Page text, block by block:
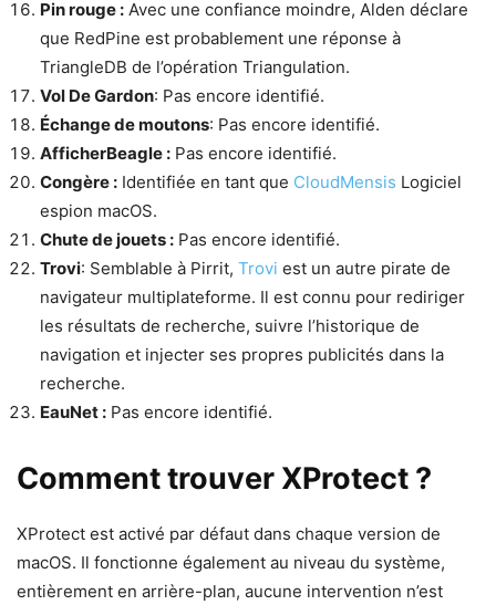
Pin rouge : Avec une confiance moindre, Alden déclare
que RedPine est probablement une réponse à
TriangleDB de l’opération Triangulation.
Vol De Gardon: Pas encore identifié.
Échange de moutons: Pas encore identifié.
AfficherBeagle : Pas encore identifié.
Congère : Identifiée en tant que CloudMensis Logiciel
espion macOS.
Chute de jouets : Pas encore identifié.
Trovi: Semblable à Pirrit, Trovi est un autre pirate de
navigateur multiplateforme. Il est connu pour rediriger
les résultats de recherche, suivre l’historique de
navigation et injecter ses propres publicités dans la
recherche.
EauNet : Pas encore identifié.
Comment trouver XProtect ?
XProtect est activé par défaut dans chaque version de
macOS. Il fonctionne également au niveau du système,
entièrement en arrière-plan, aucune intervention n’est